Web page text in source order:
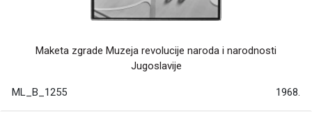
Maketa zgrade Muzeja revolucije naroda i narodnosti
Jugoslavije
ML_B_1255 1968.